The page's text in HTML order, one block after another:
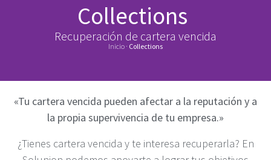
Collections
Recuperación de cartera vencida
Inicio · Collections
«Tu cartera vencida pueden afectar a la reputación y a
la propia supervivencia de tu empresa.»
¿Tienes cartera vencida y te interesa recuperarla? En